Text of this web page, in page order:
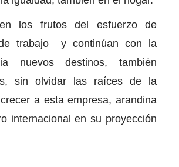
los frutos del esfuerzo de
trabajo y continúan con la
nuevos destinos, también
sin olvidar las raíces de la
a esta empresa, arandina
internacional en su proyección